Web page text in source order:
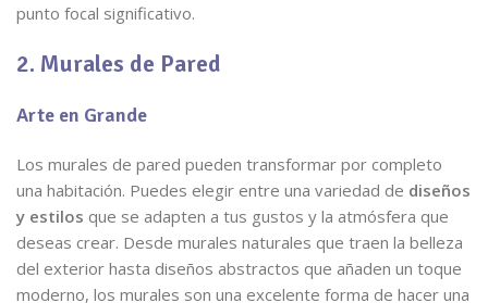
punto focal significativo.
2. Murales de Pared
Arte en Grande
Los murales de pared pueden transformar por completo
una habitación. Puedes elegir entre una variedad de diseños
y estilos que se adapten a tus gustos y la atmósfera que
deseas crear. Desde murales naturales que traen la belleza
del exterior hasta diseños abstractos que añaden un toque
moderno, los murales son una excelente forma de hacer una